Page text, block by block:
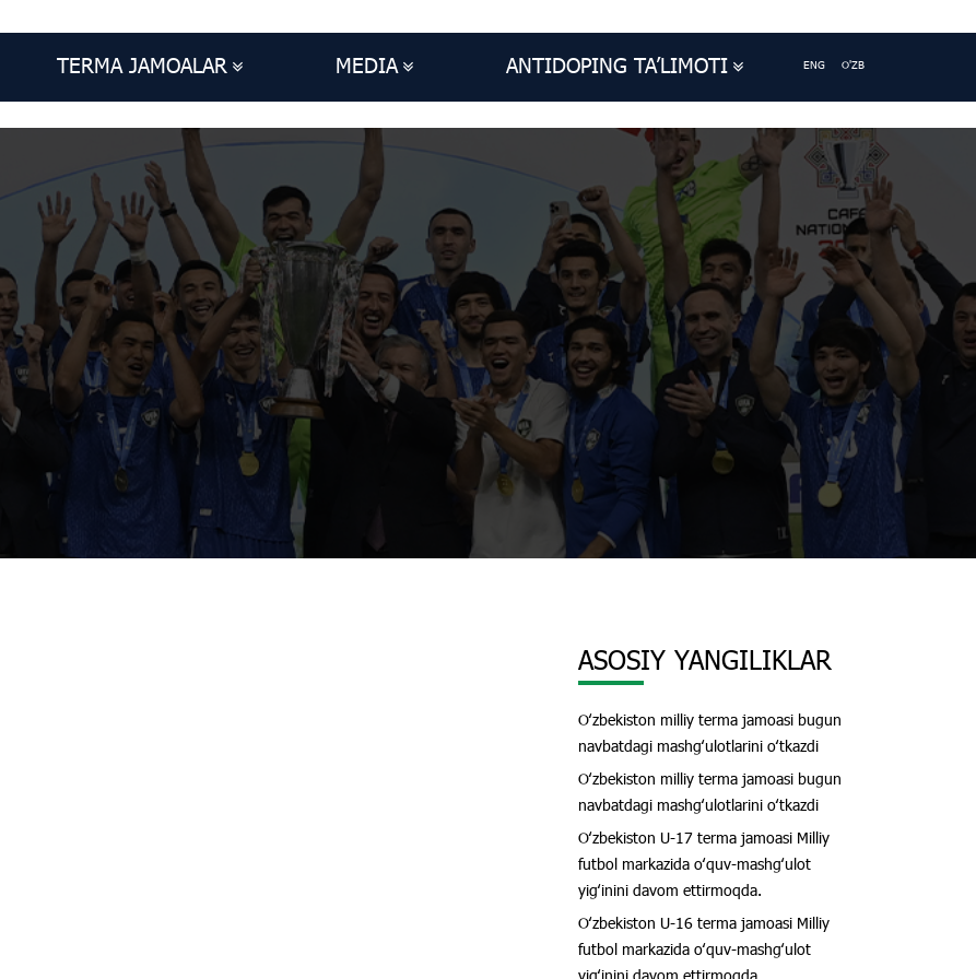
TERMA JAMOALAR MEDIA ANTIDOPING TA’LIMOTI ENG O'ZB
ASOSIY YANGILIKLAR
Oʻzbekiston milliy terma jamoasi bugun
navbatdagi mashgʻulotlarini oʻtkazdi
Oʻzbekiston milliy terma jamoasi bugun
navbatdagi mashgʻulotlarini oʻtkazdi
Oʻzbekiston U-17 terma jamoasi Milliy
futbol markazida oʻquv-mashgʻulot
yigʻinini davom ettirmoqda.
Oʻzbekiston U-16 terma jamoasi Milliy
futbol markazida oʻquv-mashgʻulot
yigʻinini davom ettirmoqda